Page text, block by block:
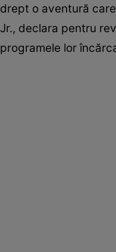
drept o aventură
Jr., declara pentru
programele lor